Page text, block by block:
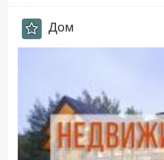
Дом